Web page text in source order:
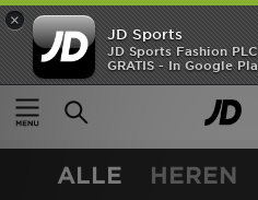
×
JD Sports
JD Sports Fashion PLC
GRATIS - In Google
DE
ALLE HEREN
Home
Offers
Heren